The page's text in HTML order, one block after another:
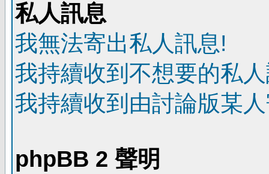
私人訊息
我無法寄出私人訊息!
我持續收到不想要的私
我持續收到由討論版某
phpBB 2 聲明